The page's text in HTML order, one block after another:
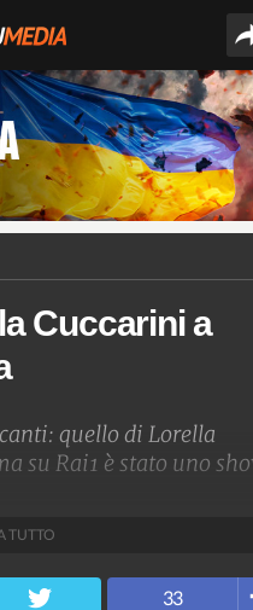
Cuccarini a
quello di Lorella
su Rai1 è stato uno
TUTTO
33